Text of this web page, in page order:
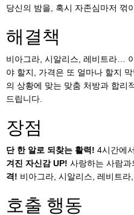
당신의 밤을, 혹시 자존심마저 꺾
해결책
비아그라, 시알리스, 레비트라…
야 할지, 가격은 또 얼마나 할지
의 상황에 맞는 맞춤 처방과 합리
드립니다.
장점
단 한 알로 되찾는 활력! 4시간에
겨진 자신감 UP! 사랑하는 사람
격! 비아그라, 시알리스, 레비트
호출 행동